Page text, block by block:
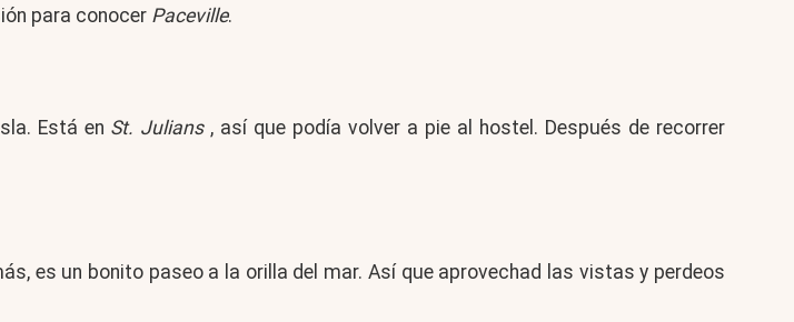
para conocer Paceville.
Está en St. Julians, así que podía volver a pie al hostel. Después de recorrer
es un bonito paseo a la orilla del mar. Así que aprovechad las vistas y perdeos